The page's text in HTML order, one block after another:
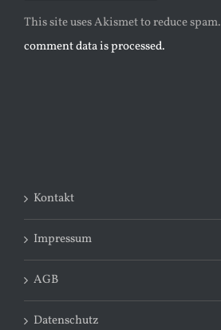
This site uses Akismet to reduce spam.
comment data is processed.
Kontakt
Impressum
AGB
Datenschutz